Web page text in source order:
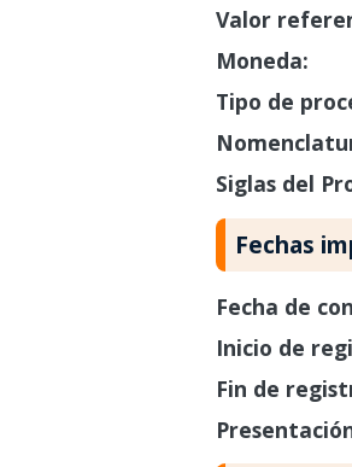
Valor
Moneda:
Tipo de
Siglas del
Fechas
Fecha de
Inicio de
Fin de